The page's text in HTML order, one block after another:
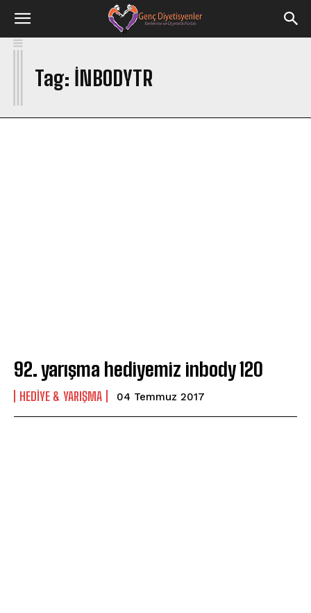
Tag: INBODYTR
I
92. yarışma hediyemiz inbody 120
HEDIYE & YARIŞMA 04 Temmuz 2017